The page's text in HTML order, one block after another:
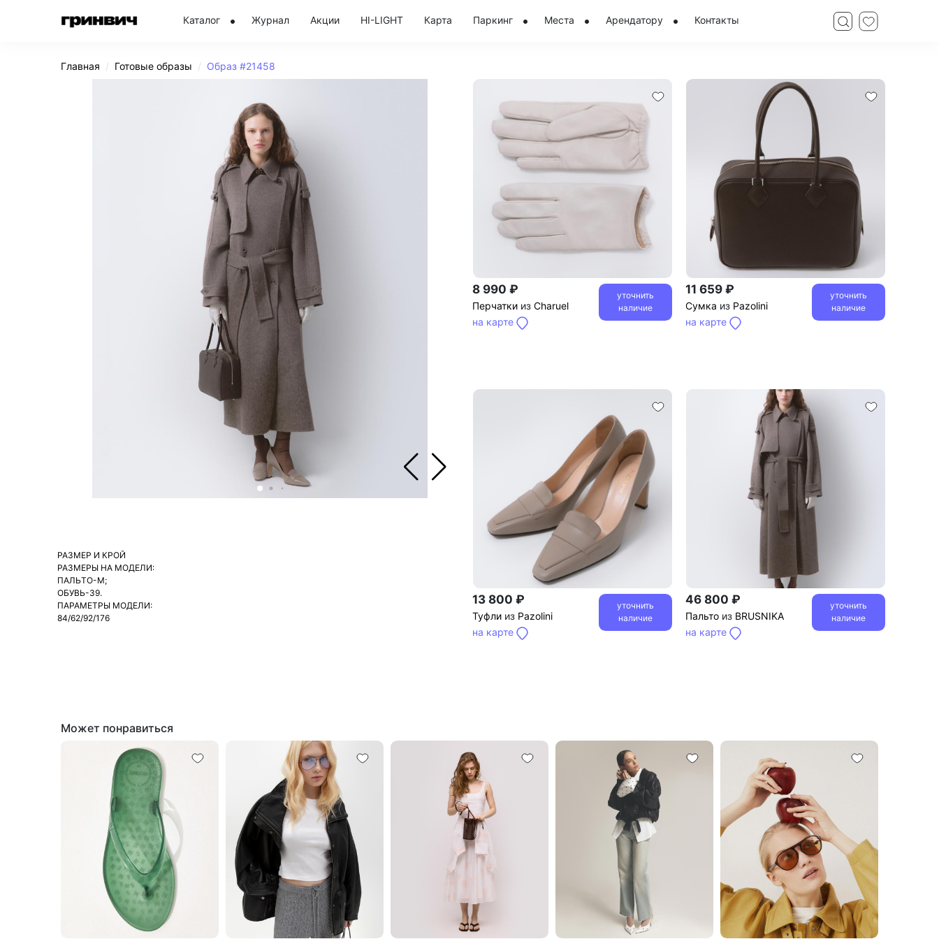
Каталог Журнал Акции HI-LIGHT Карта Паркинг Места Арендатору Контакты
Главная Готовые образы Образ #21458
РАЗМЕР И КРОЙ
РАЗМЕРЫ НА МОДЕЛИ:
ПАЛЬТО-М;
ОБУВЬ-39.
ПАРАМЕТРЫ МОДЕЛИ:
84/62/92/176
8 990 ₽
Перчатки из Charuel
на карте
уточнить
наличие
11 659 ₽
Сумка из Pazolini
на карте
уточнить
наличие
13 800 ₽
Туфли из Pazolini
на карте
уточнить
наличие
46 800 ₽
Пальто из BRUSNIKA
на карте
уточнить
наличие
Может понравиться